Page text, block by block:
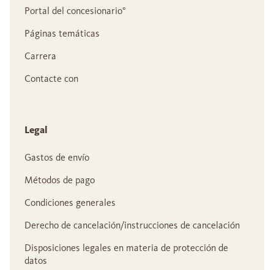
Portal del concesionario°
Páginas temáticas
Carrera
Contacte con
Legal
Gastos de envío
Métodos de pago
Condiciones generales
Derecho de cancelación/instrucciones de cancelación
Disposiciones legales en materia de protección de
datos